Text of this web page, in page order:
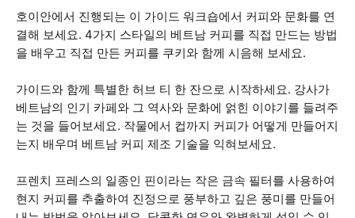
호이안에서 진행되는 이 가이드 워크숍에서 커피와 문화를 연
결해 보세요. 4가지 스타일의 베트남 커피를 직접 만드는 방법
을 배우고 직접 만든 커피를 쿠키와 함께 시음해 보세요.
가이드와 함께 특별한 허브 티 한 잔으로 시작하세요. 강사가
베트남의 인기 카페와 그 역사와 문화에 얽힌 이야기를 들려주
는 것을 들어보세요. 작물에서 컵까지 커피가 어떻게 만들어지
는지 배우며 베트남 커피 제조 기술을 익혀보세요.
프렌치 프레스의 일종인 핀이라는 작은 금속 필터를 사용하여
현지 커피를 추출하여 진정으로 풍부하고 깊은 풍미를 만들어